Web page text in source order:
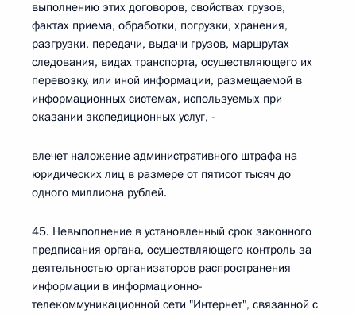
выполнению этих договоров, свойствах грузов,
фактах приема, обработки, погрузки, хранения,
разгрузки, передачи, выдачи грузов, маршрутах
следования, видах транспорта, осуществляющего их
перевозку, или иной информации, размещаемой в
информационных системах, используемых при
оказании экспедиционных услуг, -
влечет наложение административного штрафа на
юридических лиц в размере от пятисот тысяч до
одного миллиона рублей.
45. Невыполнение в установленный срок законного
предписания органа, осуществляющего контроль за
деятельностью организаторов распространения
информации в информационно-
телекоммуникационной сети "Интернет", связанной с